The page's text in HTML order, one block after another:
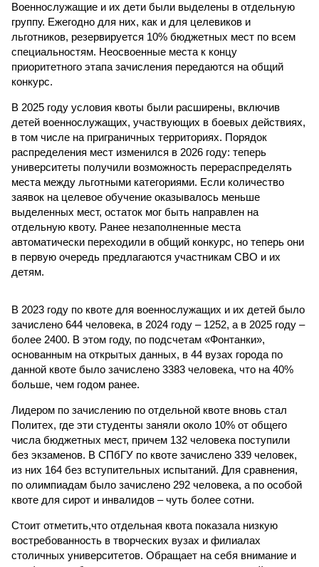
Военнослужащие и их дети были выделены в отдельную
группу. Ежегодно для них, как и для целевиков и
льготников, резервируется 10% бюджетных мест по всем
специальностям. Неосвоенные места к концу
приоритетного этапа зачисления передаются на общий
конкурс.
В 2025 году условия квоты были расширены, включив
детей военнослужащих, участвующих в боевых действиях,
в том числе на приграничных территориях. Порядок
распределения мест изменился в 2026 году: теперь
университеты получили возможность перераспределять
места между льготными категориями. Если количество
заявок на целевое обучение оказывалось меньше
выделенных мест, остаток мог быть направлен на
отдельную квоту. Ранее незаполненные места
автоматически переходили в общий конкурс, но теперь они
в первую очередь предлагаются участникам СВО и их
детям.
В 2023 году по квоте для военнослужащих и их детей было
зачислено 644 человека, в 2024 году – 1252, а в 2025 году –
более 2400. В этом году, по подсчетам «Фонтанки»,
основанным на открытых данных, в 44 вузах города по
данной квоте было зачислено 3383 человека, что на 40%
больше, чем годом ранее.
Лидером по зачислению по отдельной квоте вновь стал
Политех, где эти студенты заняли около 10% от общего
числа бюджетных мест, причем 132 человека поступили
без экзаменов. В СПбГУ по квоте зачислено 339 человек,
из них 164 без вступительных испытаний. Для сравнения,
по олимпиадам было зачислено 292 человека, а по особой
квоте для сирот и инвалидов – чуть более сотни.
Стоит отметить,что отдельная квота показала низкую
востребованность в творческих вузах и филиалах
столичных университетов. Обращает на себя внимание и